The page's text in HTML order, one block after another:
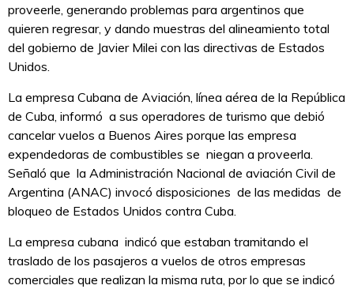
proveerle, generando problemas para argentinos que
quieren regresar, y dando muestras del alineamiento total
del gobierno de Javier Milei con las directivas de Estados
Unidos.
La empresa Cubana de Aviación, línea aérea de la República
de Cuba, informó a sus operadores de turismo que debió
cancelar vuelos a Buenos Aires porque las empresa
expendedoras de combustibles se niegan a proveerla.
Señaló que la Administración Nacional de aviación Civil de
Argentina (ANAC) invocó disposiciones de las medidas de
bloqueo de Estados Unidos contra Cuba.
La empresa cubana indicó que estaban tramitando el
traslado de los pasajeros a vuelos de otros empresas
comerciales que realizan la misma ruta, por lo que se indicó